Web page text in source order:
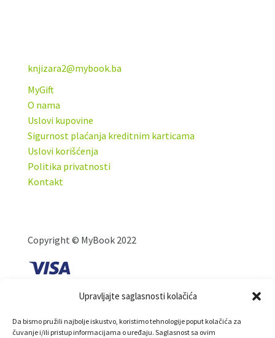
Upravljajte saglasnosti kolačića
Da bismo pružili najbolje iskustvo, koristimo tehnologije poput kolačića za
čuvanje i/ili pristup informacijama o uređaju. Saglasnost sa ovim
knjizara2@mybook.ba
MyGift
O nama
Uslovi kupovine
Sigurnost plaćanja kreditnim karticama
Uslovi korišćenja
Politika privatnosti
Kontakt
Copyright © MyBook 2022